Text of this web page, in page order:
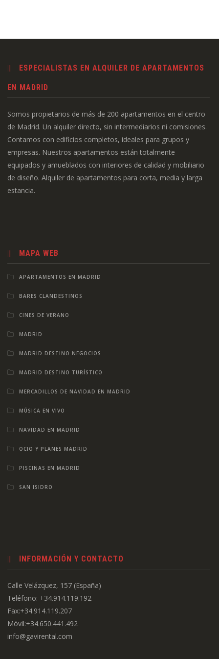
ESPECIALISTAS EN ALQUILER DE APARTAMENTOS
EN MADRID
Somos propietarios de más de 200 apartamentos en el centro
de Madrid. Un alquiler directo, sin intermediarios ni comisiones.
Contamos con edificios completos, ideales para grupos y
empresas. Nuestros apartamentos están totalmente
equipados y amueblados con interiores de calidad y mobiliario
de diseño. Alquiler de apartamentos para corta, media y larga
estancia.
MAPA WEB
APARTAMENTOS EN MADRID
BARES CLANDESTINOS
CINES DE VERANO
MADRID
MADRID DESTINO NEGOCIOS
MADRID DESTINO TURÍSTICO
MERCADILLOS DE NAVIDAD EN MADRID
MÚSICA EN VIVO
NAVIDAD EN MADRID
OCIO Y PLANES MADRID
PISCINAS EN MADRID
SAN ISIDRO
INFORMACIÓN Y CONTACTO
Calle Velázquez, 157 (España)
Teléfono: +34.914.119.192
Fax:+34.914.119.207
Móvil:+34.650.441.492
info@gavirental.com